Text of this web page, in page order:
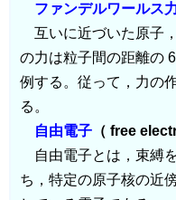
ファンデルワールス
互いに近づいた原子
の力は粒子間の距離の
例する。従って，力の
る。
自由電子 （ free
自由電子とは，束縛
ち，特定の原子核の近